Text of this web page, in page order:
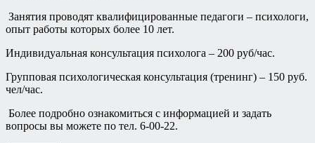
Занятия проводят квалифицированные педагоги – психологи,
опыт работы которых более 10 лет.
Индивидуальная консультация психолога – 200 руб/час.
Групповая психологическая консультация (тренинг) – 150 руб.
чел/час.
Более подробно ознакомиться с информацией и задать
вопросы вы можете по тел. 6-00-22.